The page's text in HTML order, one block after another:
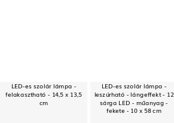
LED-es szolár lámpa -
felakasztható - 14,5 x 13,5
cm
LED-es szolár lámpa -
leszúrható - lángeffekt - 12
sárga LED - műanyag -
fekete - 10 x 58 cm